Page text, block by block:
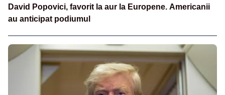
David Popovici, favorit la aur la Europene. Americanii
au anticipat podiumul